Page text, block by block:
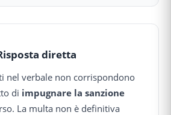
diretta
nel verbale non corrispondono
di impugnare la sanzione
La multa non è definitiva